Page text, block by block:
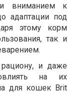
и вниманием к
адаптации под
этому корм
так и
и даже
на их
для кошек Brit